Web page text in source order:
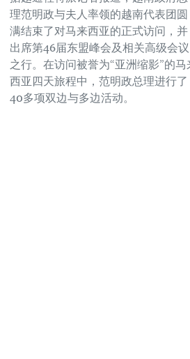
理范明政与夫人率领的越南代表团圆
满结束了对马来西亚的正式访问，并
出席第46届东盟峰会及相关高级会议
之行。在访问被誉为“亚洲缩影”的马
西亚四天旅程中，范明政总理进行了
40多项双边与多边活动。